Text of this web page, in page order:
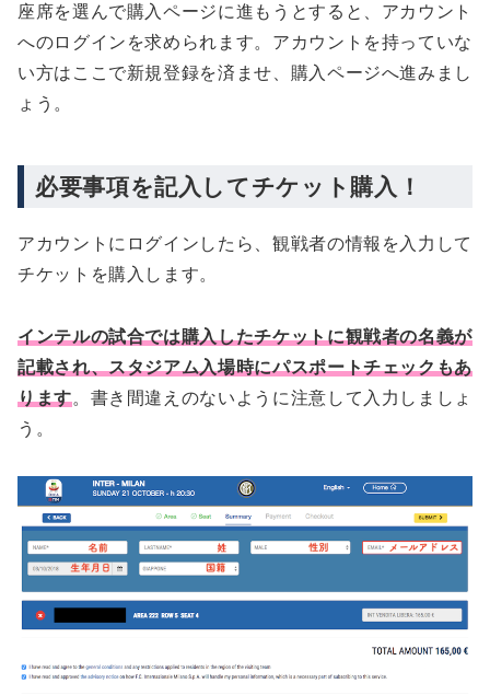
座席を選んで購入ページに進もうとすると、アカウント
へのログインを求められます。アカウントを持っていな
い方はここで新規登録を済ませ、購入ページへ進みまし
ょう。
必要事項を記入してチケット購入！
アカウントにログインしたら、観戦者の情報を入力して
チケットを購入します。
インテルの試合では購入したチケットに観戦者の名義が
記載され、スタジアム入場時にパスポートチェックもあ
ります。書き間違えのないように注意して入力しましょ
う。